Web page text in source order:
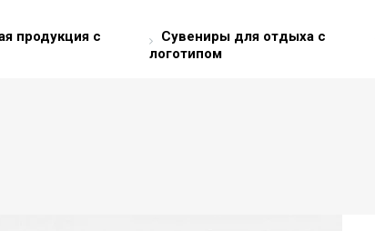
продукция с
Сувениры для отдыха с
логотипом